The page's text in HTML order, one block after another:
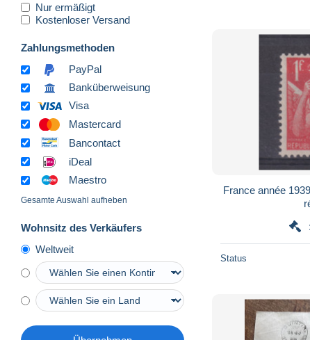
Nur ermäßigt
Kostenloser Versand
Zahlungsmethoden
PayPal
Banküberweisung
Visa
Mastercard
Bancontact
iDeal
Maestro
Gesamte Auswahl aufheben
Wohnsitz des Verkäufers
Weltweit
France année
Status